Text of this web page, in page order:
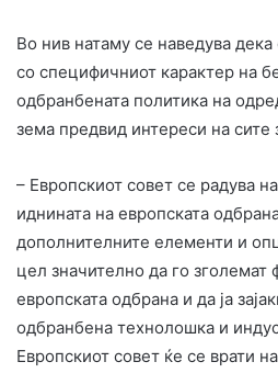
Во нив натаму се наведува
со специфичниот карактер на
одбранбената политика на
зема предвид интереси на сите
– Европскиот совет се радува
иднината на европската
дополнителните елементи и
цел значително да го
европската одбрана и да ја
одбранбена технолошка и
Европскиот совет ќе се врати